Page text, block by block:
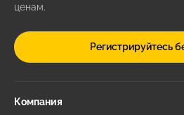
ценам.
Регистрируйтесь
Компания